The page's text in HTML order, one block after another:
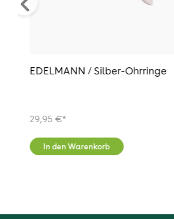
EDELMANN / Silber-Ohrringe
29,95 €*
In den Warenkorb